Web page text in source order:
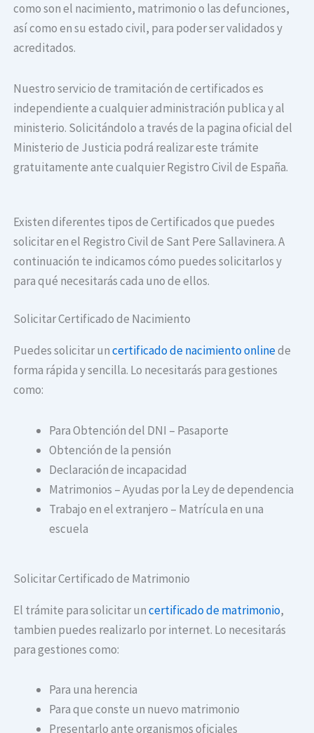
como son el nacimiento, matrimonio o las defunciones,
así como en su estado civil, para poder ser validados y
acreditados.
Nuestro servicio de tramitación de certificados es
independiente a cualquier administración publica y al
ministerio. Solicitándolo a través de la pagina oficial del
Ministerio de Justicia podrá realizar este trámite
gratuitamente ante cualquier Registro Civil de España.
Existen diferentes tipos de Certificados que puedes
solicitar en el Registro Civil de Sant Pere Sallavinera. A
continuación te indicamos cómo puedes solicitarlos y
para qué necesitarás cada uno de ellos.
Solicitar Certificado de Nacimiento
Puedes solicitar uncertificado de nacimiento onlinede
forma rápida y sencilla. Lo necesitarás para gestiones
como:
Para Obtención del DNI – Pasaporte
Obtención de la pensión
Declaración de incapacidad
Matrimonios – Ayudas por la Ley de dependencia
Trabajo en el extranjero – Matrícula en una
escuela
Solicitar Certificado de Matrimonio
El trámite para solicitar uncertificado de matrimonio,
tambien puedes realizarlo por internet. Lo necesitarás
para gestiones como:
Para una herencia
Para que conste un nuevo matrimonio
Presentarlo ante organismos oficiales